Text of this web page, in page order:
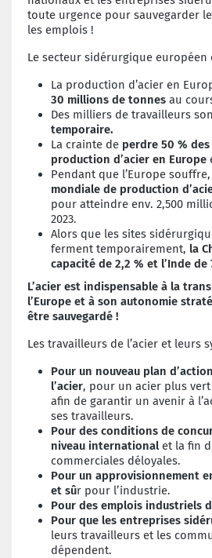
toute urgence pour sauvegarder
les emplois !
Le secteur sidérurgique européen
La production d’acier en
30 millions de tonnes au
Des milliers de travailleurs
temporaire.
La crainte de perdre 50 %
production d’acier en Europe
Pendant que l’Europe souffre,
mondiale de production
pour atteindre env. 2,500
2023.
Alors que les sites
ferment temporairement, la
capacité de 2,2 % et l’Inde de
L’acier est indispensable à la
l’Europe et à son autonomie
être sauvegardé !
Les travailleurs de l’acier et leurs
Pour un nouveau plan
l’acier, pour un acier plus
afin de garantir un avenir à
ses travailleurs.
Pour des conditions de
niveau international et la fin
commerciales déloyales.
Pour un approvisionnement
et sûr pour l’industrie.
Pour des emplois industriels
Pour que les entreprises
leurs travailleurs et les
dépendent.